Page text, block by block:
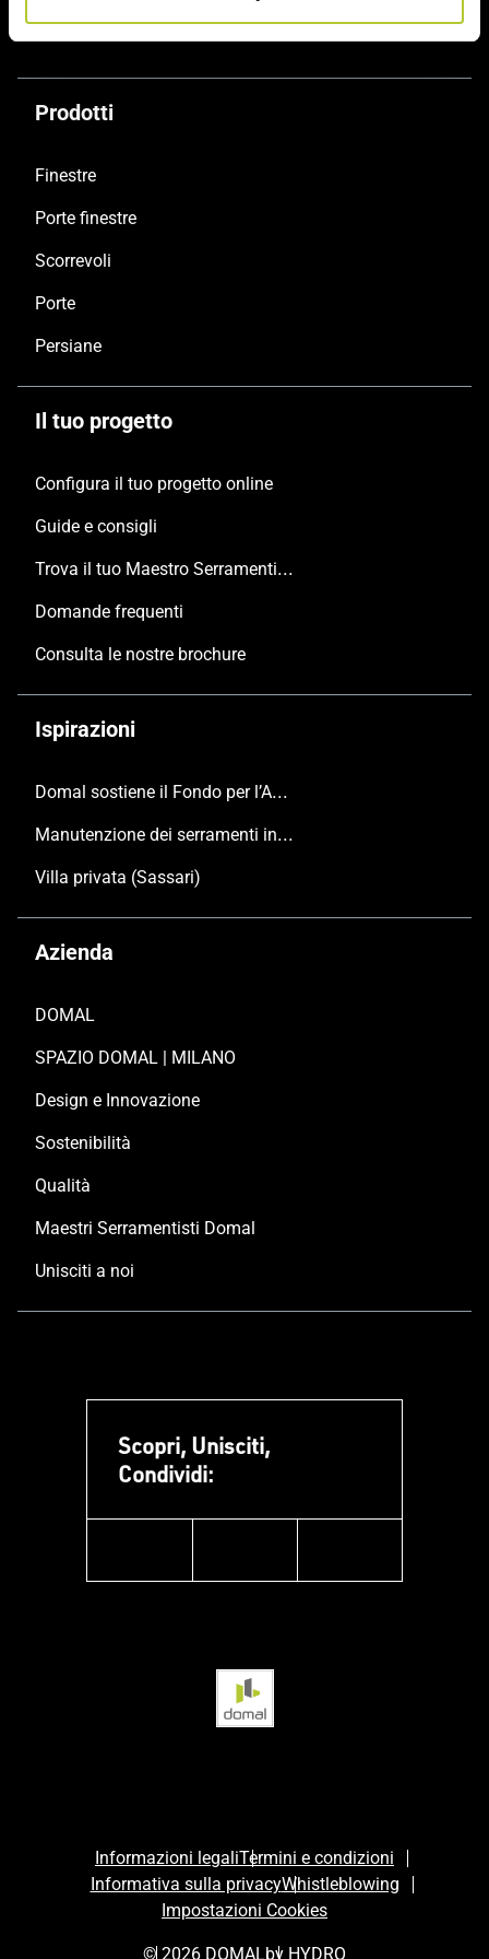
Prodotti
Finestre
Porte finestre
Scorrevoli
Porte
Persiane
Il tuo progetto
Configura il tuo progetto online
Guide e consigli
Trova il tuo Maestro Serramentista Domal
Domande frequenti
Consulta le nostre brochure
Ispirazioni
Domal sostiene il Fondo per l’Ambiente Italiano anche per le Giornate FAI di Primavera 2024
Manutenzione dei serramenti in alluminio
Villa privata (Sassari)
Azienda
DOMAL
SPAZIO DOMAL | MILANO
Design e Innovazione
Sostenibilità
Qualità
Maestri Serramentisti Domal
Unisciti a noi
Scopri, Unisciti,
Condividi:
Informazioni legaliTermini e condizioni
Informativa sulla privacyWhistleblowing
Impostazioni Cookies
© 2026 DOMALby HYDRO